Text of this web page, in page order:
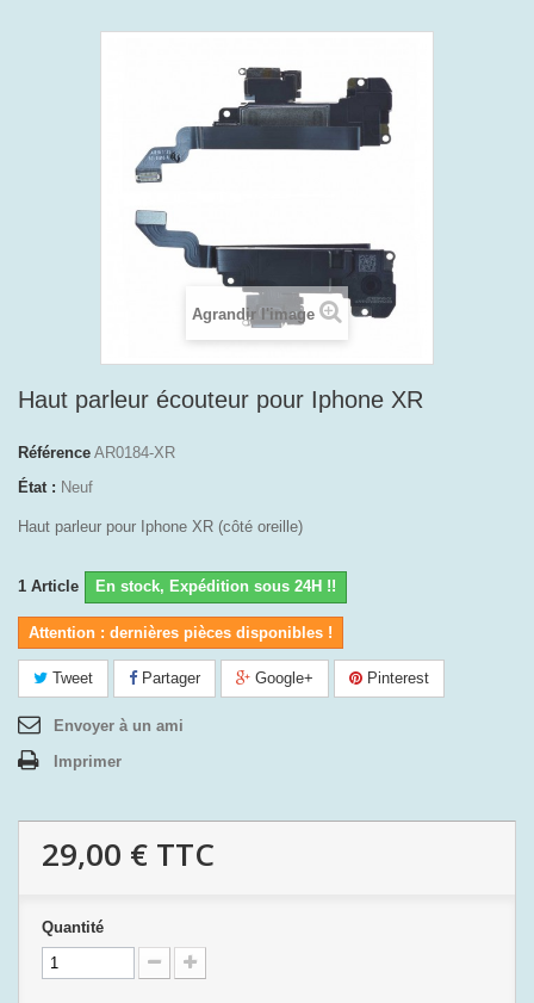
Agrandir l'image
Haut parleur écouteur pour Iphone XR
Référence AR0184-XR
État : Neuf
Haut parleur pour Iphone XR (côté oreille)
1 Article En stock, Expédition sous 24H !!
Attention : dernières pièces disponibles !
Tweet Partager Google+ Pinterest
Envoyer à un ami
Imprimer
29,00 € TTC
Quantité